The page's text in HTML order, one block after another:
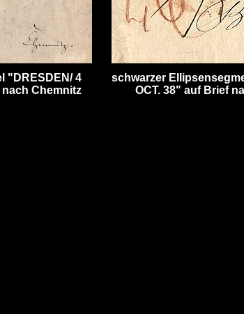
"DRESDEN/ 4
Chemnitz
schwarzer
OCT. 38" auf Brief